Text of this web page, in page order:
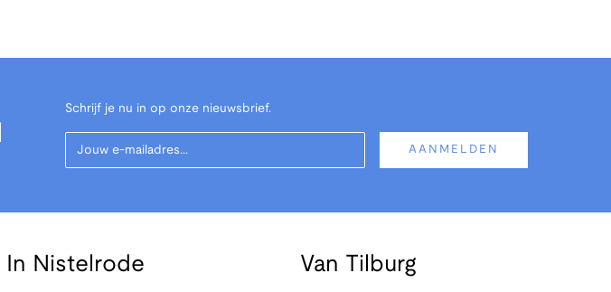
Schrijf je nu in op onze nieuwsbrief.
Your Email
AANMELDEN
In Nistelrode Van Tilburg